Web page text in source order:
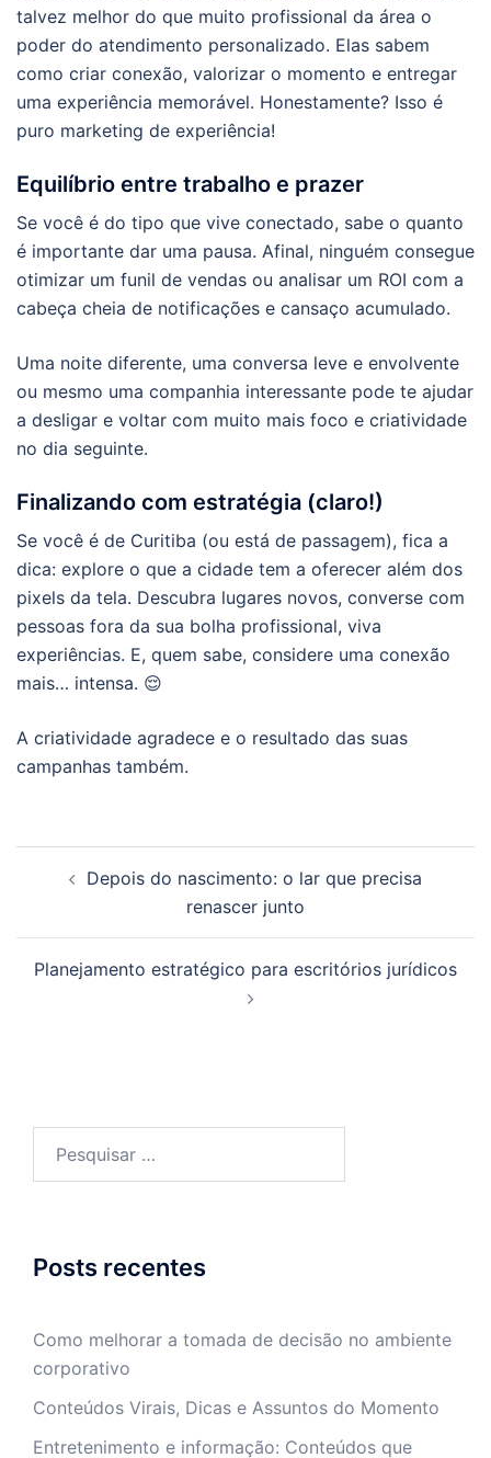
talvez melhor do que muito profissional da área o
poder do atendimento personalizado. Elas sabem
como criar conexão, valorizar o momento e entregar
uma experiência memorável. Honestamente? Isso é
puro marketing de experiência!
Equilíbrio entre trabalho e prazer
Se você é do tipo que vive conectado, sabe o quanto
é importante dar uma pausa. Afinal, ninguém consegue
otimizar um funil de vendas ou analisar um ROI com a
cabeça cheia de notificações e cansaço acumulado.
Uma noite diferente, uma conversa leve e envolvente
ou mesmo uma companhia interessante pode te ajudar
a desligar e voltar com muito mais foco e criatividade
no dia seguinte.
Finalizando com estratégia (claro!)
Se você é de Curitiba (ou está de passagem), fica a
dica: explore o que a cidade tem a oferecer além dos
pixels da tela. Descubra lugares novos, converse com
pessoas fora da sua bolha profissional, viva
experiências. E, quem sabe, considere uma conexão
mais… intensa. 😌
A criatividade agradece e o resultado das suas
campanhas também.
Depois do nascimento: o lar que precisa
renascer junto
Planejamento estratégico para escritórios jurídicos
Posts recentes
Como melhorar a tomada de decisão no ambiente
corporativo
Conteúdos Virais, Dicas e Assuntos do Momento
Entretenimento e informação: Conteúdos que